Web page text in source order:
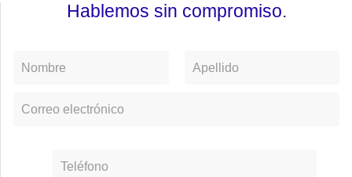
Hablemos sin compromiso.